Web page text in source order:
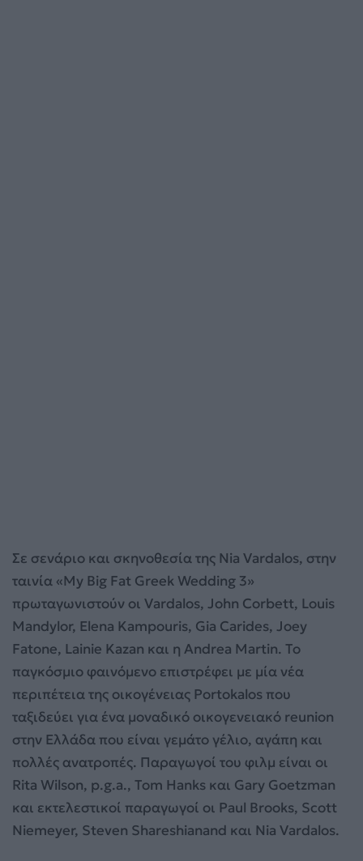
Σε σενάριο και σκηνοθεσία της Nia Vardalos, στην
ταινία «My Big Fat Greek Wedding 3»
πρωταγωνιστούν οι Vardalos, John Corbett, Louis
Mandylor, Elena Kampouris, Gia Carides, Joey
Fatone, Lainie Kazan και η Andrea Martin. Το
παγκόσμιο φαινόμενο επιστρέφει με μία νέα
περιπέτεια της οικογένειας Portokalos που
ταξιδεύει για ένα μοναδικό οικογενειακό reunion
στην Ελλάδα που είναι γεμάτο γέλιο, αγάπη και
πολλές ανατροπές. Παραγωγοί του φιλμ είναι οι
Rita Wilson, p.g.a., Tom Hanks και Gary Goetzman
και εκτελεστικοί παραγωγοί οι Paul Brooks, Scott
Niemeyer, Steven Shareshianand και Nia Vardalos.